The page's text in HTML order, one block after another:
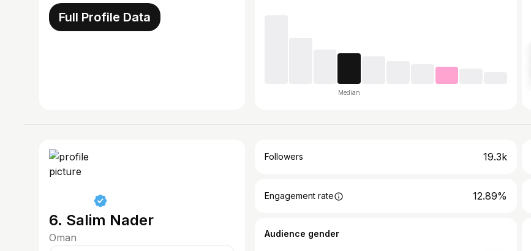
Full Profile Data
Median
6. Salim Nader
Oman
Followers 19.3k
Engagement rate 12.89%
Audience gender